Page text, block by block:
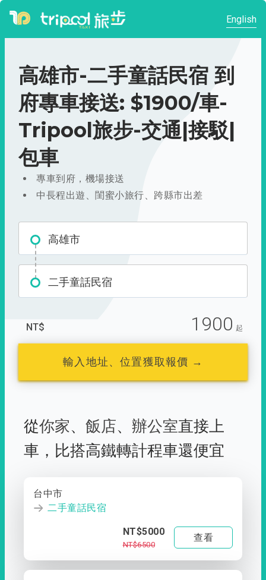
English
高雄市-二手童話民宿 到
府專車接送: $1900/車-
Tripool旅步-交通|接駁|
包車
專車到府，機場接送
中長程出遊、閨蜜小旅行、跨縣市出差
高雄市
二手童話民宿
NT$ 1900 起
輸入地址、位置獲取報價 →
從你家、 飯店、 辦公室直接上
車， 比搭高鐵轉計程車還便宜
台中市
二手童話民宿
NT$5000
NT$6500
查看